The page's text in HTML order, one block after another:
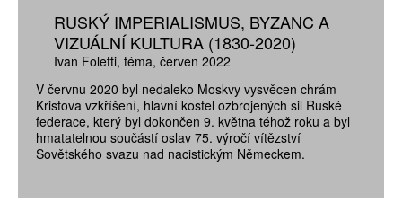
RUSKÝ IMPERIALISMUS, BYZANC A
VIZUÁLNÍ KULTURA (1830-2020)
Ivan Foletti téma červen 2022
V červnu 2020 byl nedaleko Moskvy vysvěcen chrám
Kristova vzkříšení, hlavní kostel ozbrojených sil Ruské
federace, který byl dokončen 9. května téhož roku a byl
hmatatelnou součástí oslav 75. výročí vítězství
Sovětského svazu nad nacistickým Německem.